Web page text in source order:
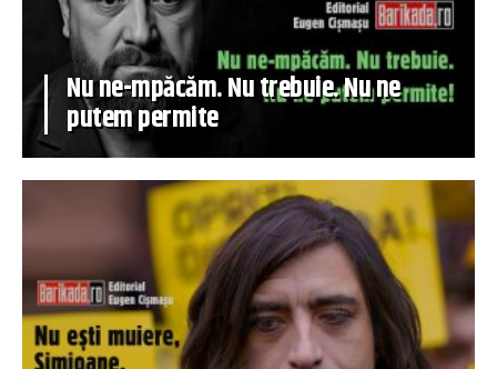
Nu ne-mpăcăm. Nu trebuie. Nu ne
putem permite